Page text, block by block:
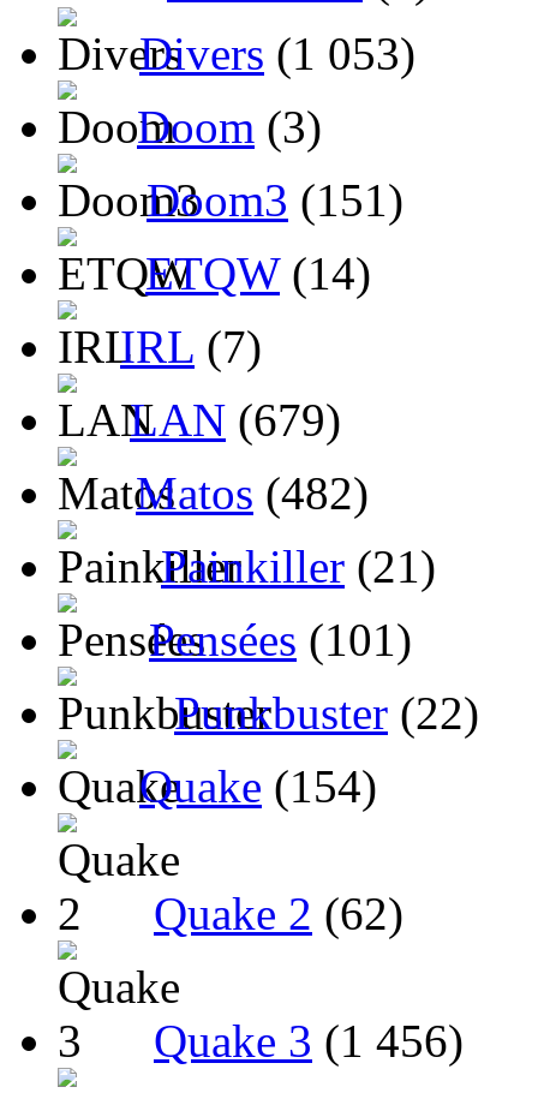
Divers (1 053)
Doom (3)
Doom3 (151)
ETQW(14)
IRL (7)
LAN (679)
Matos (482)
Painkiller (21)
Pensées (101)
Punkbuster (22)
Quake (154)
Quake 2 (62)
Quake 3 (1 456)